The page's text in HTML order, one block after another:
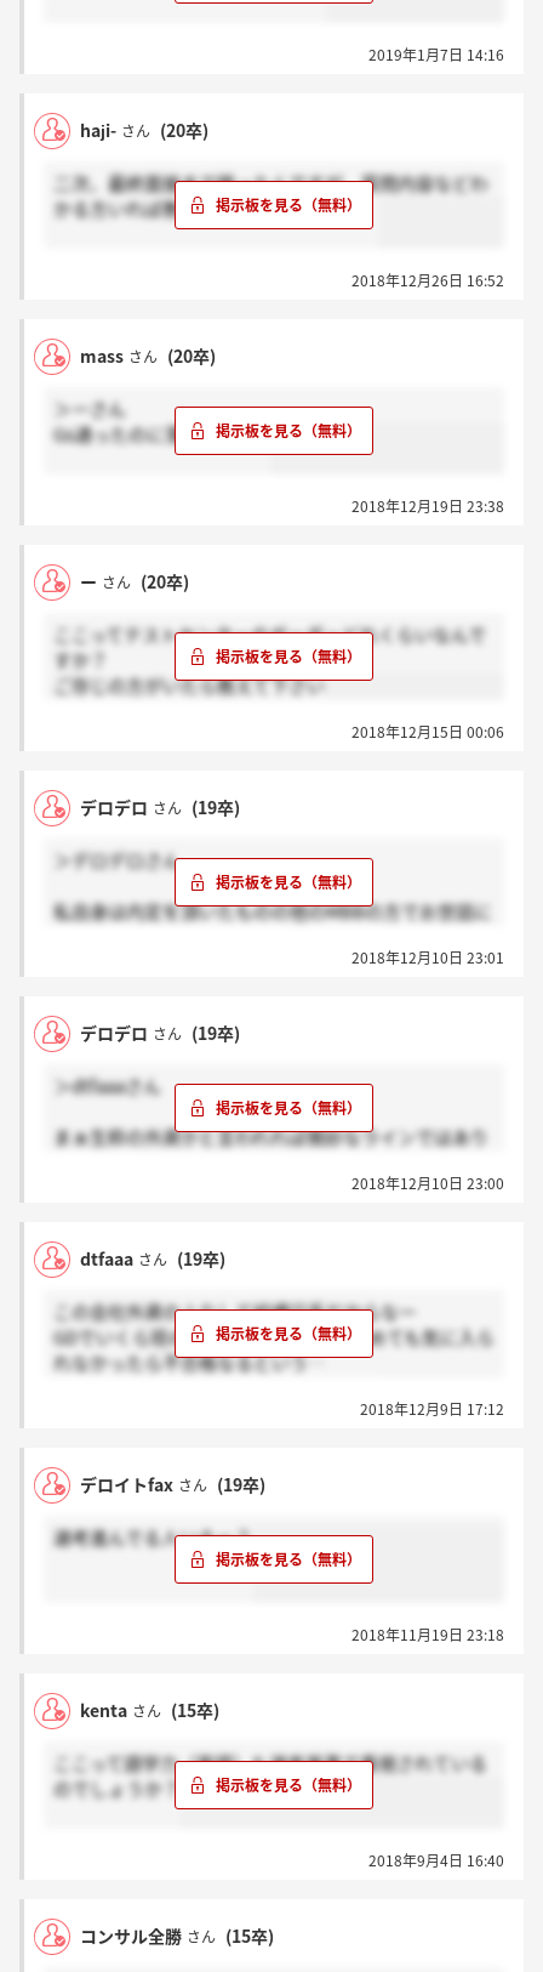
2019年1月7日 14:16
haji- さん (20卒)
二次、最終面接まで残ったんですが、質問内容などわ
かる方いれば教えていただきたいです。
2018年12月26日 16:52
mass さん (20卒)
＞ーさん
Gs通ったのに落ちました...
2018年12月19日 23:38
ー さん (20卒)
ここってテストセンターのボーダーどれくらいなんで
すか？
ご存じの方がいたら教えて下さい
2018年12月15日 00:06
デロデロ さん (19卒)
＞デロデロさん
私自身は内定を頂いたものの他のMBBの方でお世話に
が、選考を通じてとてもいい企業だなぁと思いました
した学生が働きたい企業ランキング」でも文系・総合
1位でしたから。
に高い環境ですしね。
これから受験される20卒の方々はぜひ頑張って下さい
ね(^^)
2018年12月10日 23:01
デロデロ さん (19卒)
＞dtfaaaさん
まぁ生粋の外資かと言われれば微妙なラインではあり
が公然の事実ですからね。それに、そんなこと言い出
EY）も、全て国内資本でやってる日系企業ですから
ね、そもそもｗｗ
dtfaaaさんあなた今年度の選考で、他人が客観的にみ
た際に貴方が能力的に至らなくて選考落ちした事を、
あたかも試験官やデロイトのせいにしてますね。失礼
けど、big4やMBBをはじめとしたトップコンサルで
は、最終的に「人柄の良さといった人間性」が最重視
されるそうです。というのも、コンサルが相手にする
のはクライアントのCEOやCFOといった企業のトップ
の方だからです。特に新卒アナリストともなれば、自
のうちからいきなり仕事をする事になりますし、これ
は他の事業会社では基本的に「あり得ない」事です。
ルといっても結局はクライアントあっての客商売。だ
からこそ、相手方に気に入ってもらえるような人柄や
人間性が何よりも重要で、その上でバリューを提示で
きるかどうか』だそうです。
デロイト自体も、能力で最終選考くらいまでは残れて
要するに、上記の資質があなたには無かったから落ち
2018年12月10日 23:00
dtfaaa さん (19卒)
この会社外資のふりして結構日系だからなー
GDでいくら班の雰囲気良くして議論進めても気に入ら
れなかったら不合格なるという‥
2018年12月9日 17:12
デロイトfax さん (19卒)
選考進んでる人いるー？
2018年11月19日 23:18
kenta さん (15卒)
ここって語学力（英語）も選考基準で重視されている
のでしょうか？
2018年9月4日 16:40
コンサル全勝 さん (15卒)